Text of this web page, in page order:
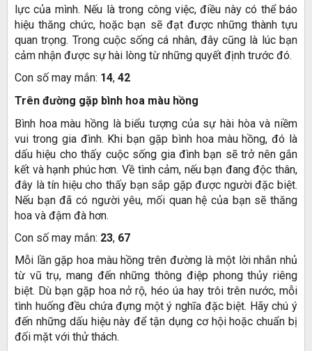
lực của mình. Nếu là trong công việc, điều này có thể báo
hiệu thăng chức, hoặc bạn sẽ đạt được những thành tựu
quan trọng. Trong cuộc sống cá nhân, đây cũng là lúc bạn
cảm nhận được sự hài lòng từ những quyết định trước đó.
Con số may mắn: 14, 42
Trên đường gặp bình hoa màu hồng
Bình hoa màu hồng là biểu tượng của sự hài hòa và niềm
vui trong gia đình. Khi bạn gặp bình hoa màu hồng, đó là
dấu hiệu cho thấy cuộc sống gia đình bạn sẽ trở nên gắn
kết và hạnh phúc hơn. Về tình cảm, nếu bạn đang độc thân,
đây là tín hiệu cho thấy bạn sắp gặp được người đặc biệt.
Nếu bạn đã có người yêu, mối quan hệ của bạn sẽ thăng
hoa và đậm đà hơn.
Con số may mắn: 23, 67
Mỗi lần gặp hoa màu hồng trên đường là một lời nhắn nhủ
từ vũ trụ, mang đến những thông điệp phong thủy riêng
biệt. Dù bạn gặp hoa nở rộ, héo úa hay trôi trên nước, mỗi
tình huống đều chứa đựng một ý nghĩa đặc biệt. Hãy chú ý
đến những dấu hiệu này để tận dụng cơ hội hoặc chuẩn bị
đối mặt với thử thách.